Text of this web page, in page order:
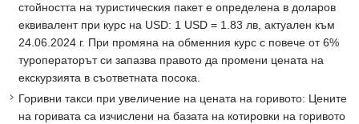
стойността на туристическия пакет е определена в доларов
еквивалент при курс на USD: 1 USD = 1.83 лв, актуален към
24.06.2024 г. При промяна на обменния курс с повече от 6%
туроператорът си запазва правото да промени цената на
екскурзията в съответната посока.
Горивни такси при увеличение на цената на горивото: Цените
на горивата са изчислени на базата на котировки на горивото